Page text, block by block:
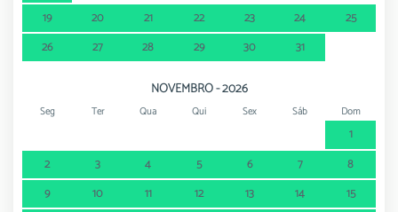
19
20 21 22 23 24
25
26
27 28 29 30 31
NOVEMBRO - 2026
Seg Ter Qua Qui Sex Sáb Dom
1
2
3 4 5 6 7
8
9
10 11 12 13 14
15